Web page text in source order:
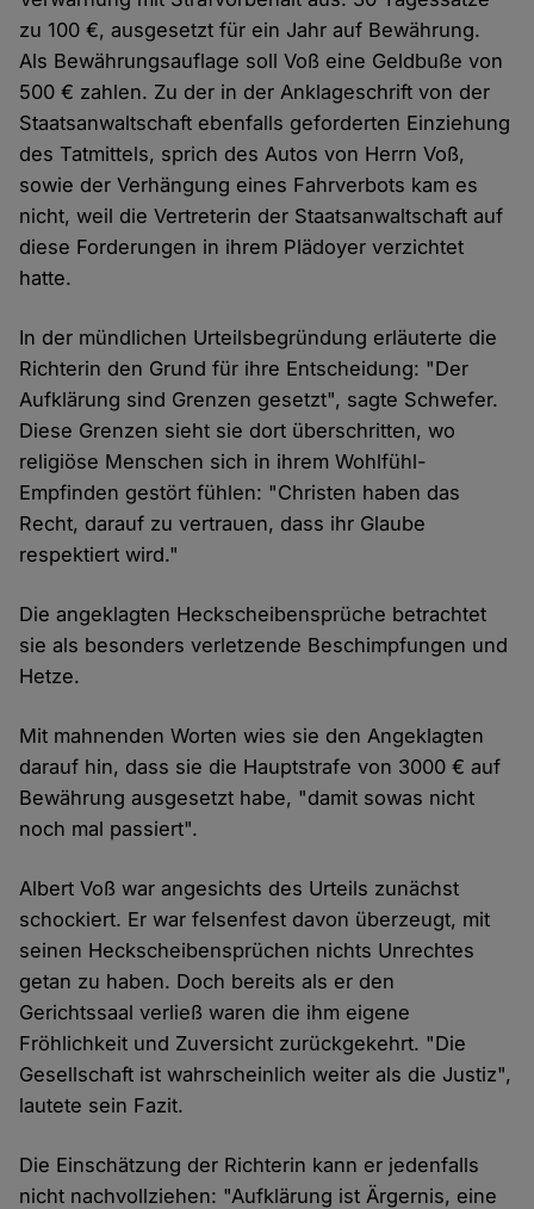
zu 100 €, ausgesetzt für ein Jahr auf Bewährung.
Als Bewährungsauflage soll Voß eine Geldbuße von
500 € zahlen. Zu der in der Anklageschrift von der
Staatsanwaltschaft ebenfalls geforderten Einziehung
des Tatmittels, sprich des Autos von Herrn Voß,
sowie der Verhängung eines Fahrverbots kam es
nicht, weil die Vertreterin der Staatsanwaltschaft auf
diese Forderungen in ihrem Plädoyer verzichtet
hatte.
In der mündlichen Urteilsbegründung erläuterte die
Richterin den Grund für ihre Entscheidung: "Der
Aufklärung sind Grenzen gesetzt", sagte Schwefer.
Diese Grenzen sieht sie dort überschritten, wo
religiöse Menschen sich in ihrem Wohlfühl-
Empfinden gestört fühlen: "Christen haben das
Recht, darauf zu vertrauen, dass ihr Glaube
respektiert wird."
Die angeklagten Heckscheibensprüche betrachtet
sie als besonders verletzende Beschimpfungen und
Hetze.
Mit mahnenden Worten wies sie den Angeklagten
darauf hin, dass sie die Hauptstrafe von 3000 € auf
Bewährung ausgesetzt habe, "damit sowas nicht
noch mal passiert".
Albert Voß war angesichts des Urteils zunächst
schockiert. Er war felsenfest davon überzeugt, mit
seinen Heckscheibensprüchen nichts Unrechtes
getan zu haben. Doch bereits als er den
Gerichtssaal verließ waren die ihm eigene
Fröhlichkeit und Zuversicht zurückgekehrt. "Die
Gesellschaft ist wahrscheinlich weiter als die Justiz",
lautete sein Fazit.
Die Einschätzung der Richterin kann er jedenfalls
nicht nachvollziehen: "Aufklärung ist Ärgernis, eine